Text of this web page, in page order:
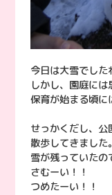
今日は大雪でした
しかし、園庭に
保育が始まる頃
せっかくだし、
散歩してきました。
雪が残っていた
さむーい！！
つめたーい！！